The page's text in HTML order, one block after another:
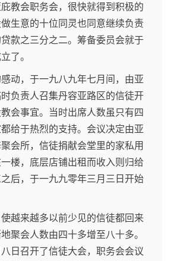
教会职务会，很快就得到积极的
生意的十位同灵也同意继续负责
款之三分之二。筹备委员会就于
了。
动，于一九八九年七月间，由亚
负责人召集丹容亚路区的信徒开
会事宜。当时出席人数虽只有四
给于热烈的支持。会议决定由亚
会所，信徒捐献会堂里的家私用
楼，底层店铺出租而收入则归给
后，于一九九零年三月三日开始
越来越多以前少见的信徒都回来
聚会人数由四十多增至八十多。
日召开了信徒大会，职务会会议